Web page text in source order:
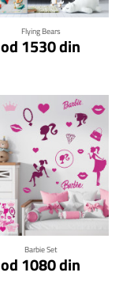
Flying Bears
od 1530 din
Barbie Set
od 1080 din
Klikni za detalje